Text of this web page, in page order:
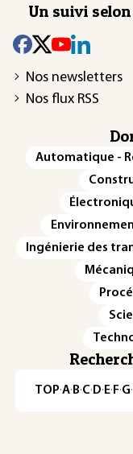
Un suivi
Nos newsletters
Nos flux RSS
Automatique -
Ingénierie des
TOP·A·B·C· D· E· F·G·